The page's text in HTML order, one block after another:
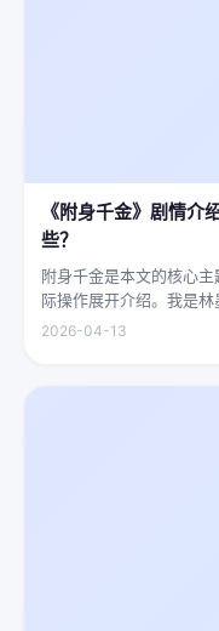
《附身千金》剧情介
些？
附身千金是本文的核心
际操作展开介绍。我是
晨四点赶完一本豪门甜宠
2026-04-13